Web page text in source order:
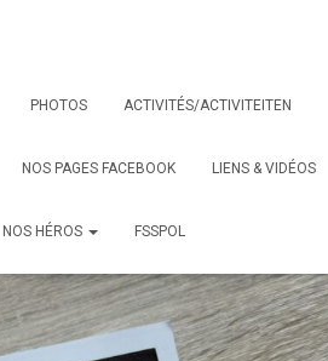
PHOTOS ACTIVITÉS/ACTIVITEITEN
NOS PAGES FACEBOOK LIENS & VIDÉOS
NOS HÉROS FSSPOL